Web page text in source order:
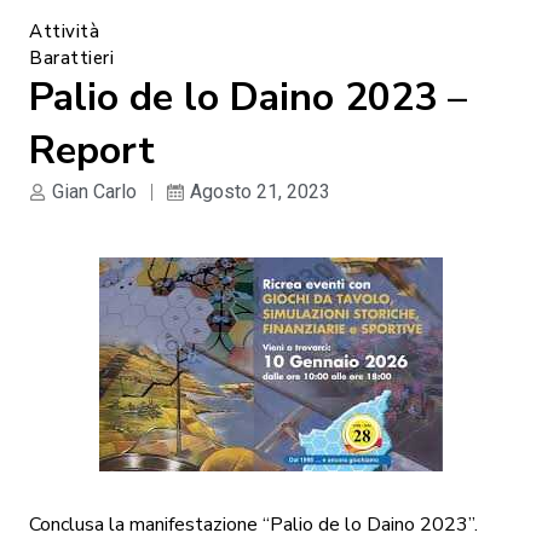
Attività
Barattieri
Palio de lo Daino 2023 –
Report
Gian Carlo Agosto 21, 2023
Conclusa la manifestazione “Palio de lo Daino 2023”.